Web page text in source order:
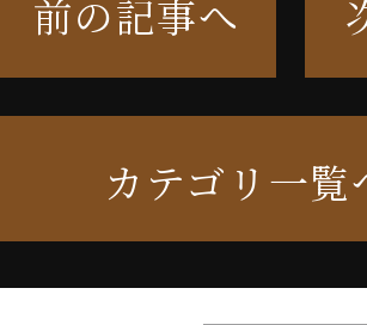
前の記事へ
カテゴリ一覧